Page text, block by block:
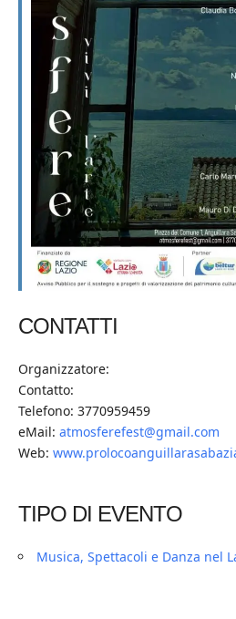
CONTATTI
Organizzatore:
Contatto:
Telefono: 3770959459
eMail: atmosferefest@gmail.com
Web:
TIPO DI EVENTO
Musica, Spettacoli e Danza nel